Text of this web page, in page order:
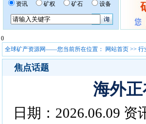
资讯 矿权 矿石 设备
0
全球矿产资源网——您当前所在位置：
网站首页 >> 行
焦点话题
海外
日期：2026.06.09